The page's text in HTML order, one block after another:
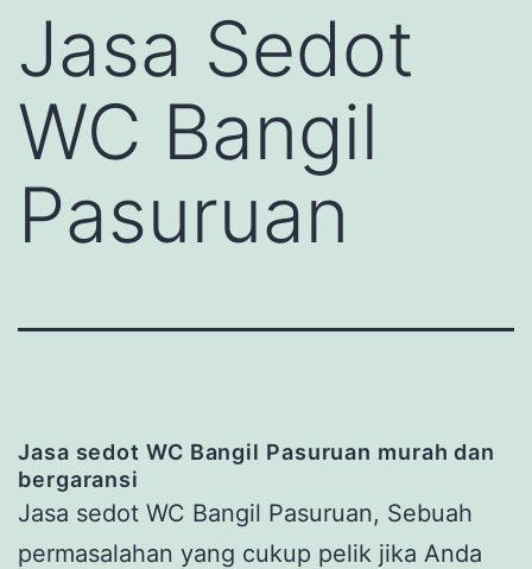
Jasa Sedot
WC Bangil
Pasuruan
Jasa sedot WC Bangil Pasuruan murah dan
bergaransi
Jasa sedot WC Bangil Pasuruan, Sebuah
permasalahan yang cukup pelik jika Anda